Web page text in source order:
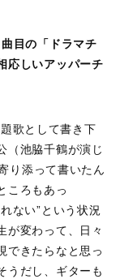
目の「ドラマチ
応しいアッパーチ
歌として書き下
（池脇千鶴が演じ
り添って書いたん
ころもあっ
ない”という状況
が変わって、日々
できたらなと思っ
うだし、ギターも